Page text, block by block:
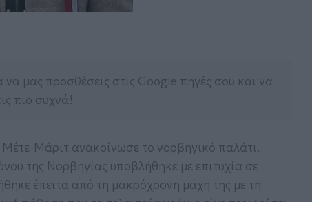
να μας προσθέσεις στις Google πηγές σου και να
πιο συχνά!
Μέτε-Μάριτ ανακοίνωσε το νορβηγικό παλάτι,
της Νορβηγίας υποβλήθηκε με επιτυχία σε
έπειτα από τη μακρόχρονη μάχη της με τη